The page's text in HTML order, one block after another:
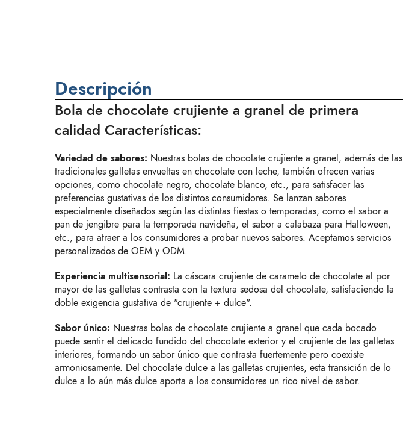
Descripción
Bola de chocolate crujiente a granel de primera
calidad Características:
Variedad de sabores: Nuestras bolas de chocolate crujiente a granel, además de las
tradicionales galletas envueltas en chocolate con leche, también ofrecen varias
opciones, como chocolate negro, chocolate blanco, etc., para satisfacer las
preferencias gustativas de los distintos consumidores. Se lanzan sabores
especialmente diseñados según las distintas fiestas o temporadas, como el sabor a
pan de jengibre para la temporada navideña, el sabor a calabaza para Halloween,
etc., para atraer a los consumidores a probar nuevos sabores. Aceptamos servicios
personalizados de OEM y ODM.
Experiencia multisensorial: La cáscara crujiente de caramelo de chocolate al por
mayor de las galletas contrasta con la textura sedosa del chocolate, satisfaciendo la
doble exigencia gustativa de "crujiente + dulce".
Sabor único: Nuestras bolas de chocolate crujiente a granel que cada bocado
puede sentir el delicado fundido del chocolate exterior y el crujiente de las galletas
interiores, formando un sabor único que contrasta fuertemente pero coexiste
armoniosamente. Del chocolate dulce a las galletas crujientes, esta transición de lo
dulce a lo aún más dulce aporta a los consumidores un rico nivel de sabor.